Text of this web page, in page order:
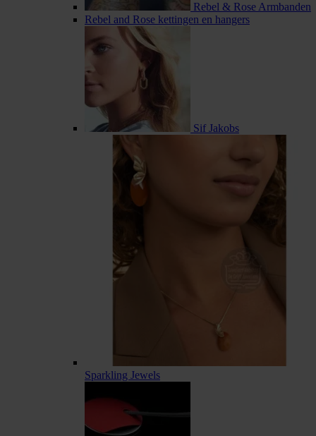
Rebel & Rose Armbanden
Rebel and Rose kettingen en hangers
Sif Jakobs
Sparkling Jewels